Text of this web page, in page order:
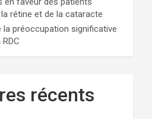
rétine et de la cataracte
la préoccupation significative
récents